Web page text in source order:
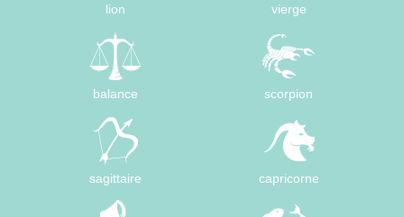
lion vierge
balance scorpion
sagittaire capricorne